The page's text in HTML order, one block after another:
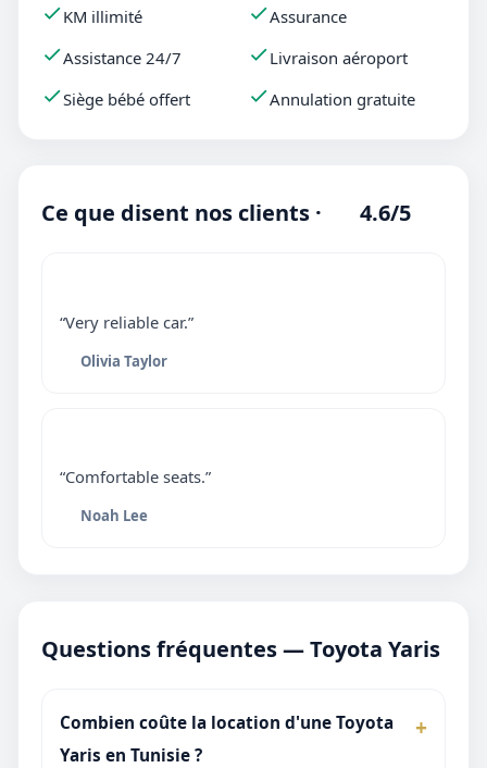
KM illimité
Assurance
Assistance 24/7
Livraison aéroport
Siège bébé offert
Annulation gratuite
Ce que disent nos clients · 4.6/5
“Very reliable car.”
Olivia Taylor
“Comfortable seats.”
Noah Lee
Questions fréquentes — Toyota Yaris
Combien coûte la location d'une Toyota
Yaris en Tunisie ?